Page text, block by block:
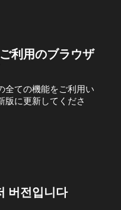
利用のブラウザ
全ての機能をご利用い
版に更新してくださ
버전입니다